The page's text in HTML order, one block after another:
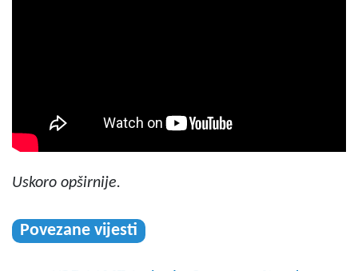
Uskoro opširnije.
Povezane vijesti